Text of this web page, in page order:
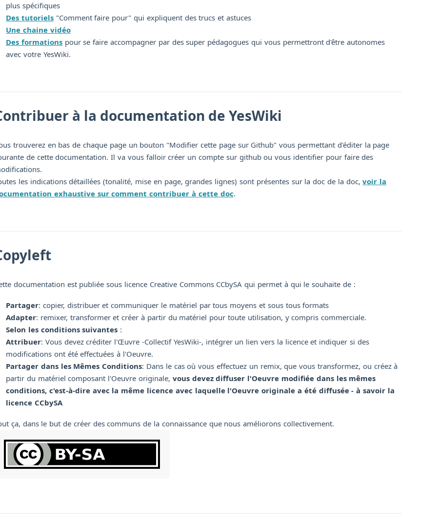
plus spécifiques
Des tutoriels"Comment faire pour" qui expliquent des trucs et astuces
Une chaine vidéo
Des formationspour se faire accompagner par des super pédagogues qui vous permettront d'être autonomes
avec votre YesWiki.
à la documentation de YesWiki
trouverez en bas de chaque page un bouton "Modifier cette page sur Github" vous permettant d'éditer la page
de cette documentation. Il va vous falloir créer un compte sur github ou vous identifier pour faire des
les indications détaillées (tonalité, mise en page, grandes lignes) sont présentes sur la doc de la doc,voir la
exhaustive sur comment contribuer à cette doc.
documentation est publiée sous licence Creative Commons CCbySA qui permet à qui le souhaite de :
Partager: copier, distribuer et communiquer le matériel par tous moyens et sous tous formats
Adapter: remixer, transformer et créer à partir du matériel pour toute utilisation, y compris commerciale.
Selon les conditions suivantes :
Attribuer: Vous devez créditer l'Œuvre -Collectif YesWiki-, intégrer un lien vers la licence et indiquer si des
modifications ont été effectuées à l'Oeuvre.
Partager dans les Mêmes Conditions: Dans le cas où vous effectuez un remix, que vous transformez, ou créez à
partir du matériel composant l'Oeuvre originale, vous devez diffuser l'Oeuvre modifiée dans les mêmes
conditions, c'est-à-dire avec la même licence avec laquelle l'Oeuvre originale a été diffusée - à savoir la
licence CCbySA
ça, dans le but de créer des communs de la connaissance que nous améliorons collectivement.